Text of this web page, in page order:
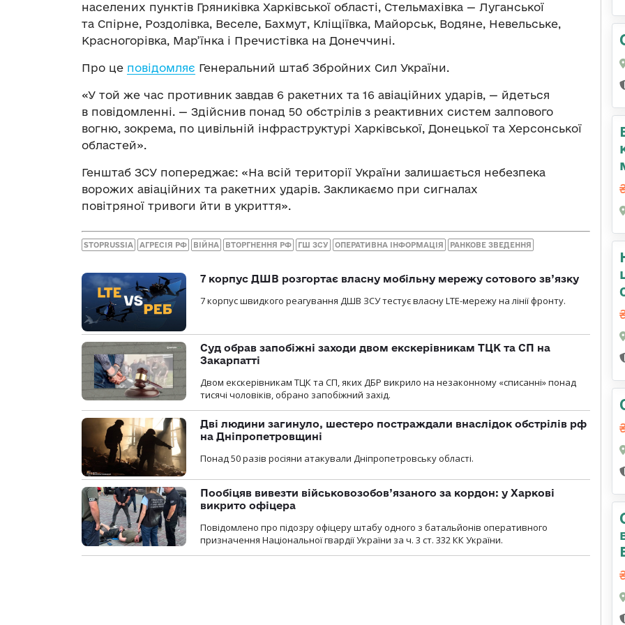
населених пунктів Гряниківка Харківської області, Стельмахівка — Луганської
та Спірне, Роздолівка, Веселе, Бахмут, Кліщіївка, Майорськ, Водяне, Невельське,
Красногорівка, Мар’їнка і Пречистівка на Донеччині.
Про це повідомляє Генеральний штаб Збройних Сил України.
«У той же час противник завдав 6 ракетних та 16 авіаційних ударів, — йдеться
в повідомленні. — Здійснив понад 50 обстрілів з реактивних систем залпового
вогню, зокрема, по цивільній інфраструктурі Харківської, Донецької та Херсонської
областей».
Генштаб ЗСУ попереджає: «На всій території України залишається небезпека
ворожих авіаційних та ракетних ударів. Закликаємо при сигналах
повітряної тривоги йти в укриття».
STOPRUSSIA АГРЕСІЯ РФ ВІЙНА ВТОРГНЕННЯ РФ ГШ ЗСУ ОПЕРАТИВНА ІНФОРМАЦІЯ РАНКОВЕ ЗВЕДЕННЯ
7 корпус ДШВ розгортає власну мобільну мережу сотового зв’язку
7 корпус швидкого реагування ДШВ ЗСУ тестує власну LTE-мережу на лінії фронту.
Суд обрав запобіжні заходи двом екскерівникам ТЦК та СП на
Закарпатті
Двом екскерівникам ТЦК та СП, яких ДБР викрило на незаконному «списанні» понад
тисячі чоловіків, обрано запобіжний захід.
Дві людини загинуло, шестеро постраждали внаслідок обстрілів рф
на Дніпропетровщині
Понад 50 разів росіяни атакували Дніпропетровську області.
Пообіцяв вивезти військовозобов’язаного за кордон: у Харкові
викрито офіцера
Повідомлено про підозру офіцеру штабу одного з батальйонів оперативного
призначення Національної гвардії України за ч. 3 ст. 332 КК України.